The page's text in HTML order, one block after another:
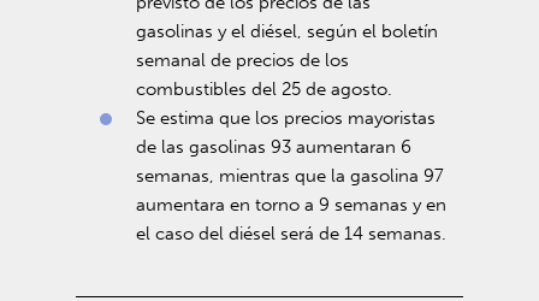
gasolinas y el diésel, según el boletín
semanal de precios de los
combustibles del 25 de agosto.
Se estima que los precios mayoristas
de las gasolinas 93 aumentaran 6
semanas, mientras que la gasolina 97
aumentara en torno a 9 semanas y en
el caso del diésel será de 14 semanas.